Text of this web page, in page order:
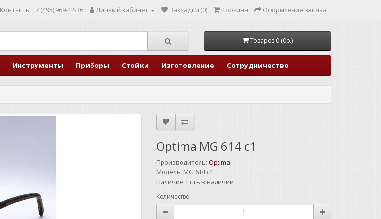
Контакты +7 (495) 969-12-36 Личный кабинет Закладки (0) Корзина Оформление заказа
Товаров 0 (0р.)
Инструменты Приборы Стойки Изготовление Сотрудничество
Optima MG 614 c1
Производитель: Optima
Модель: MG 614 c1
Наличие: Есть в наличии
Количество